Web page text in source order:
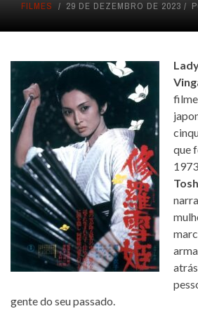
FILMES
29 DE DEZEMBRO DE 2023
que
gente do seu passado.